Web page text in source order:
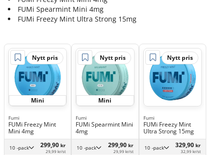
FUMi Spearmint Mini 4mg‎
FUMi Freezy Mint Ultra Strong 15mg
Nytt pris
Mini
Fumi
FUMi Freezy Mint
Mini 4mg
10 -pack 299,90kr
29,99 kr/st
Nytt pris
Mini
Fumi
FUMi Spearmint Mini
4mg
10 -pack 299,90 kr
29,99 kr/st
Nytt pris
Fumi
FUMi Freezy Mint
Ultra Strong 15mg
10 -pack 329,90 kr
32,99 kr/st